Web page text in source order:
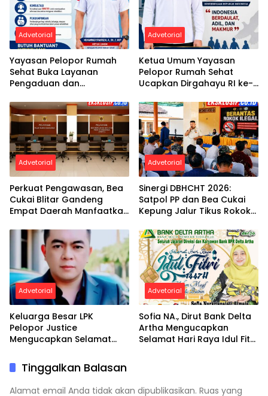
Advetorial
Yayasan Pelopor Rumah
Sehat Buka Layanan
Pengaduan dan
NAPZA 24 Jam
Advetorial
Ketua Umum Yayasan
Pelopor Rumah Sehat
Ucapkan Dirgahayu RI ke-
Advetorial
Perkuat Pengawasan, Bea
Cukai Blitar Gandeng
Empat Daerah Manfaatkan
Advetorial
Sinergi DBHCHT 2026:
Satpol PP dan Bea Cukai
Kepung Jalur Tikus Rokok
Advetorial
Keluarga Besar LPK
Pelopor Justice
Mengucapkan Selamat
1447 H / 2026 M
Advetorial
Sofia NA., Dirut Bank Delta
Artha Mengucapkan
Selamat Hari Raya Idul Fitri
Tinggalkan Balasan
Alamat email Anda tidak akan dipublikasikan. Ruas yang